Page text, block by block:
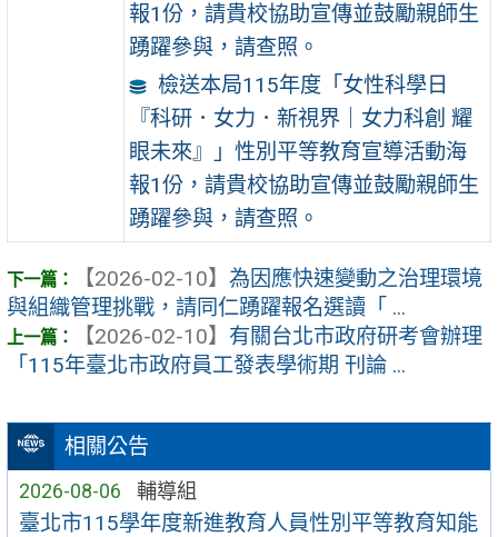
相關公告
2026-08-06 輔導組
臺北市115學年度新進教育人員性別平等教育知能
報1份，請貴校協助宣傳並鼓勵親師生
踴躍參與，請查照。
檢送本局115年度「女性科學日
『科研．女力．新視界｜女力科創 耀
眼未來』」性別平等教育宣導活動海
報1份，請貴校協助宣傳並鼓勵親師生
踴躍參與，請查照。
【2026-02-10】 為因應快速變動之治理環境
與組織管理挑戰，請同仁踴躍報名選讀「 ...
【2026-02-10】 有關台北市政府研考會辦理
「115年臺北市政府員工發表學術期 刊論 ...